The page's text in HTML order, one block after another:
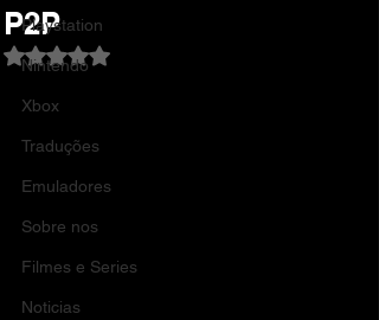
Playstation
Nintendo
Xbox
Traduções
Emuladores
Sobre nos
Filmes e Series
Noticias
P2P
Avaliado com NaN de 5 estrelas.